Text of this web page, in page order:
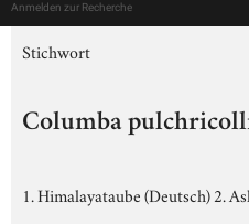
Anmelden zur Recherche
Stichwort
Columba
1. Himalayataube (Deutsch) 2.